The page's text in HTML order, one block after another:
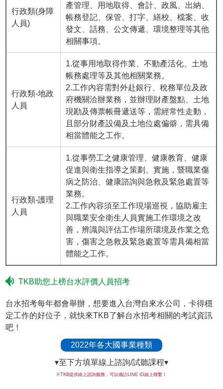
行政類(身障
人員)
產管理、用地取得、會計、政風、出納、
帳務登記、保管、打字、繕校、檔案、收
發文、話務、公文傳遞、環境整理等其他
相關事項。
行政類-地政
人員
1.從事用地取得作業、不動產活化、土地
帳務處理等及其他相關業務。
2.工作內容需對外赴銀行、稅務單位及政
府機關洽辦業務，並辦理財產盤點、土地
現勘及傳票帳冊遞送等，需經常性走動，
且部分財產設備及土地位處偏僻，需具備
相當體能之工作。
行政類-護理
人員
1.從事勞工之健康管理、健康教育、健康
促進與衛生指導之策劃、實施，暨職業傷
病之防治、健康諮詢與急救及緊急處置等
業務。
2.工作內容須至工作現場巡視，協助雇主
與職業安全衛生人員實施工作環境之改
善，辨識與評估工作場所環境及作業之危
害，傷害之急救及緊急處置等需具備相當
體能之工作。
TKB助您上榜台水評價人員招考
台水招考每年都會舉辦，想要進入台灣自來水公司，卡得穩
定工作的好位子，就快來TKB了解台水招考相關的考試資訊
吧！
2022年各大國事業種類
▾至下方填單線上諮詢/試聽課程▾
※TKB提供線上諮詢服務，可以備註LINE ID線上聯繫！